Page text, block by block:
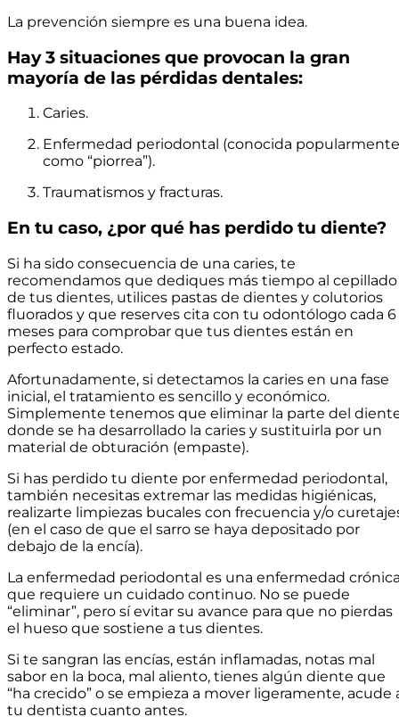
La prevención siempre es una buena idea.
Hay 3 situaciones que provocan la gran
mayoría de las pérdidas dentales:
Caries.
Enfermedad periodontal (conocida popularmente
como “piorrea”).
Traumatismos y fracturas.
En tu caso, ¿por qué has perdido tu diente?
Si ha sido consecuencia de una caries, te
recomendamos que dediques más tiempo al cepillado
de tus dientes, utilices pastas de dientes y colutorios
fluorados y que reserves cita con tu odontólogo cada 6
meses para comprobar que tus dientes están en
perfecto estado.
Afortunadamente, si detectamos la caries en una fase
inicial, el tratamiento es sencillo y económico.
Simplemente tenemos que eliminar la parte del
donde se ha desarrollado la caries y sustituirla por un
material de obturación (empaste).
Si has perdido tu diente por enfermedad periodontal,
también necesitas extremar las medidas higiénicas,
realizarte limpiezas bucales con frecuencia y/o
(en el caso de que el sarro se haya depositado por
debajo de la encía).
La enfermedad periodontal es una enfermedad
que requiere un cuidado continuo. No se puede
“eliminar”, pero sí evitar su avance para que no pierdas
el hueso que sostiene a tus dientes.
Si te sangran las encías, están inflamadas, notas mal
sabor en la boca, mal aliento, tienes algún diente que
“ha crecido” o se empieza a mover ligeramente, acude
tu dentista cuanto antes.